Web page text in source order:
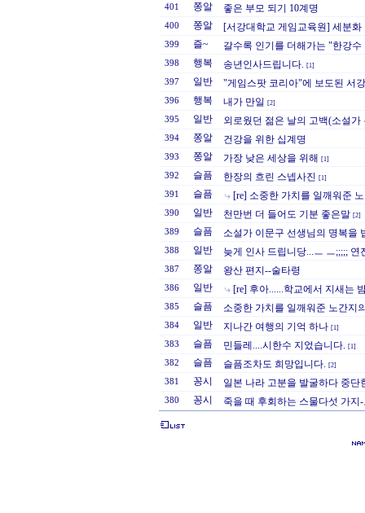
401 쫑알 좋은 부모 되기 10계명
400 쫑알 [서강대학교 게임교육원] 세분
399 즐~ 갈수록 인기를 더해가는 "한강
398 행복 송년인사드립니다. [1]
397 일반 "게임스팟 코리아"에 보도된 서
396 행복 내가 만일 [2]
395 일반 외로웠던 젊은 날의 고백(소설가
394 쫑알 건강을 위한 십계명
393 쫑알 가장 낮은 세상을 위해 [1]
392 슬픔 한장의 흐린 스넵사진 [1]
391 슬픔 [re] 소중한 가치를 일깨워준
390 일반 천만번 더 들어도 기분 좋은말 [2]
389 슬픔 소설가 이문구 선생님의 명복을
388 일반 늦게 인사 드립니당...ㅡ ㅡ;;;;; 연
387 쫑알 왕산 편지--술타령
386 일반 [re] 후아......학교에서 지새는
385 슬픔 소중한 가치를 일깨워준 노간지
384 일반 지나간 여행의 기억 하나 [1]
383 슬픔 민들레....시한수 지었습니다. [1]
382 슬픔 슬픔조차도 희망입니다. [2]
381 꽁시 일본 나라 고분을 발굴하다 중단
380 꽁시 죽을 때 후회하는 스물다섯 가지